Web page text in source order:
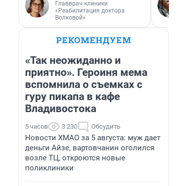
Главврач клиники
«Реабилитация доктора
Волковой»
РЕКОМЕНДУЕМ
«Так неожиданно и
приятно». Героиня мема
вспомнила о съемках с
гуру пикапа в кафе
Владивостока
5 часов 3 230 Обсудить
Новости ХМАО за 5 августа: муж дает
деньги Айзе, вартовчанин оголился
возле ТЦ, откроются новые
поликлиники